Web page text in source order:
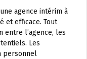
agence intérim à
et efficace. Tout
entre l’agence, les
Les
personnel